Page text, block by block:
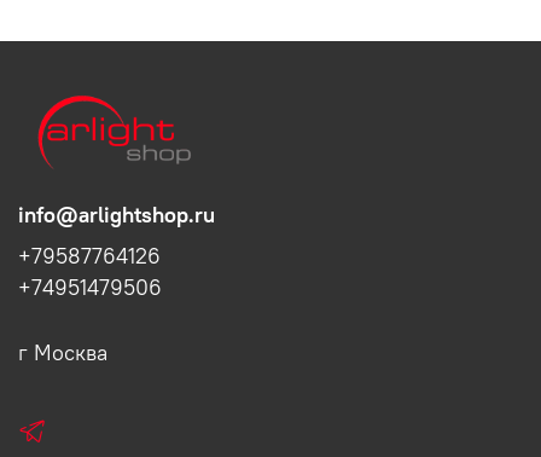
info@arlightshop.ru
+79587764126
+74951479506
г Москва